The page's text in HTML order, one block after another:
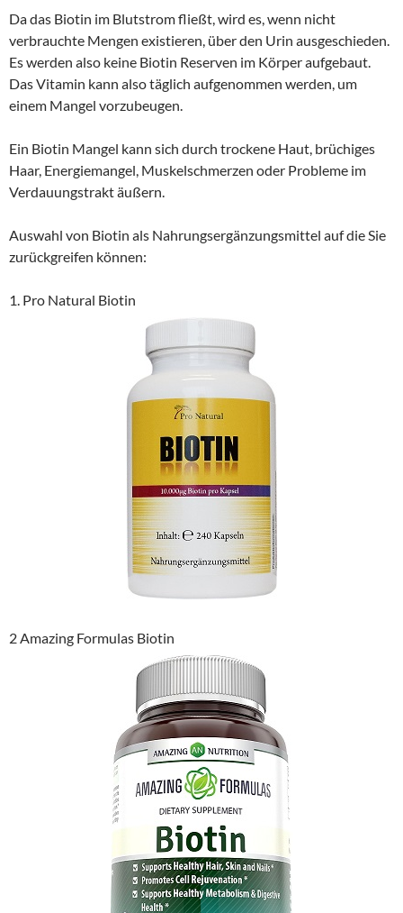
Da das Biotin im Blutstrom fließt, wird es, wenn nicht
verbrauchte Mengen existieren, über den Urin ausgeschieden.
Es werden also keine Biotin Reserven im Körper aufgebaut.
Das Vitamin kann also täglich aufgenommen werden, um
einem Mangel vorzubeugen.
Ein Biotin Mangel kann sich durch trockene Haut, brüchiges
Haar, Energiemangel, Muskelschmerzen oder Probleme im
Verdauungstrakt äußern.
Auswahl von Biotin als Nahrungsergänzungsmittel auf die Sie
zurückgreifen können:
1. Pro Natural Biotin
2 Amazing Formulas Biotin